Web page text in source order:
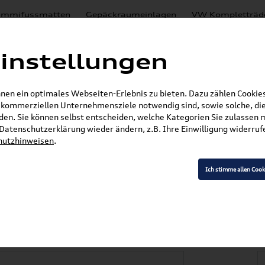
Gepäckraumeinlagen VW
Lackierungen
E-Mail
8S8061181
/ S Coupe (FV)
ein optimales Webseiten-Erlebnis zu bieten. Dazu zählen
Unternehmensziele notwendig sind, sowie solche,
Sie können selbst entscheiden, welche Kategorien Sie zulassen
wieder ändern, z.B. Ihre Einwilligung
.
Ich stimme allen